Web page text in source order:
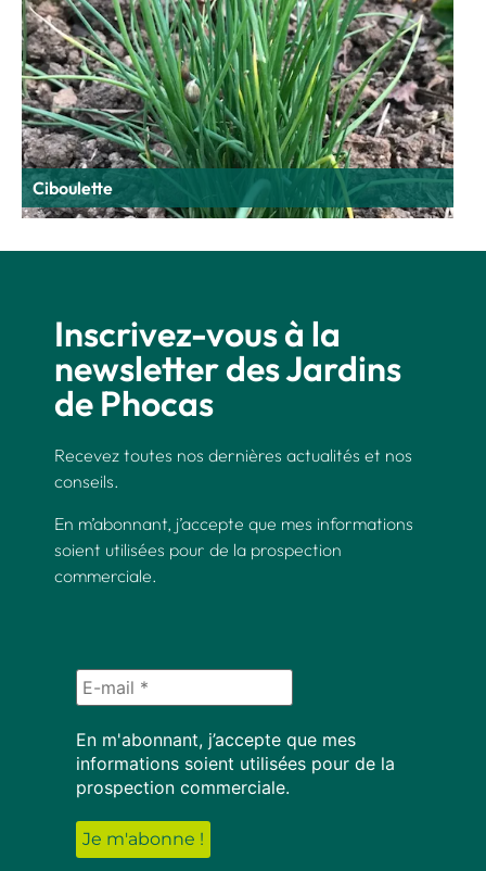
Ciboulette
Inscrivez-vous à la
newsletter des Jardins
de Phocas
Recevez toutes nos dernières actualités et nos
conseils.
En m’abonnant, j’accepte que mes informations
soient utilisées pour de la prospection
commerciale.
En m'abonnant, j’accepte que mes
informations soient utilisées pour de la
prospection commerciale.